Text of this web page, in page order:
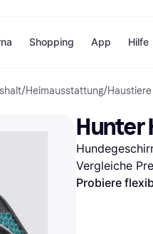
Zahlungsmethoden
Sofort bezahlen
Bezahle in 3
Teilzahlungen
Bezahle in bis zu 30
Shopping
Shops
eBay
Temu
SHEIN
App Hilfe
/Heimausstattung/Haustiere
Hunter
Vergleiche
Probiere